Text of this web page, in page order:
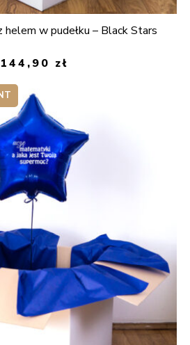
w pudełku – Black Stars
144,90 zł